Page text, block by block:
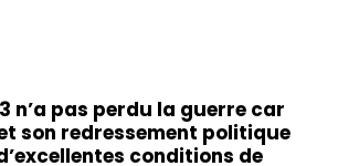
n’a pas perdu la guerre car
son redressement politique
conditions de